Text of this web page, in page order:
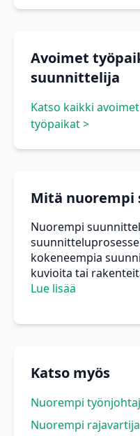
Avoimet
suunnittelija
Katso kaikki
työpaikat >
Mitä nuorempi
Nuorempi
kokeneempia
kuvioita tai
Lue lisää
Katso myös
Nuorempi
Nuorempi rajavartija